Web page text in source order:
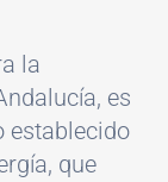
la
es
establecido
que